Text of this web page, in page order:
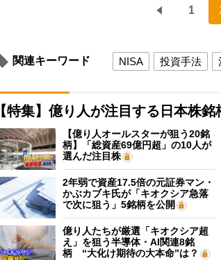
1
関連キーワード NISA 投資手法
【特集】億り人が注目する日本株銘
【億り人オールスターが狙う20銘
柄】「総資産69億円超」の10人が
選んだ注目株
2年弱で資産17.5倍の元証券マン・
かぶカブキ氏が「キオクシア急落
で次に狙う」5銘柄を公開
億り人たちが厳選「キオクシア超
え」を狙う半導体・AI関連8銘
柄 “大化け期待の大本命”は？